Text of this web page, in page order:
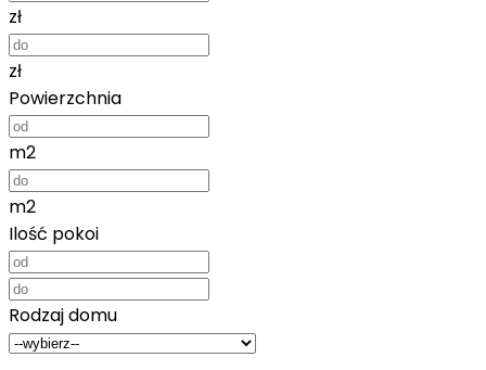
zł
zł
Powierzchnia
m2
m2
Ilość pokoi
Rodzaj domu